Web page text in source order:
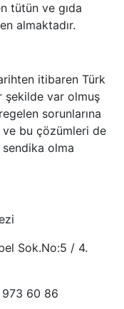
tütün ve gıda
almaktadır.
itibaren Türk
şekilde var olmuş
sorunlarına
bu çözümleri de
olma
Sok.No:5 / 4.
60 86